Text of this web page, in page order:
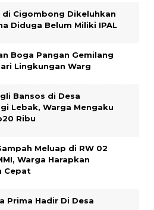
di Cigombong Dikeluhkan
Diduga Belum Miliki IPAL
Boga Pangan Gemilang
Lingkungan Warg
Bansos di Desa
Lebak, Warga Mengaku
Ribu
Meluap di RW 02
Warga Harapkan
Cepat
Prima Hadir Di Desa